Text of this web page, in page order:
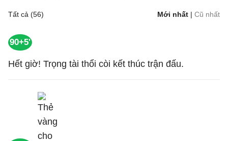
Tất cả (56) Mới nhất | Cũ nhất
90+5'
Hết giờ! Trọng tài thổi còi kết thúc trận đấu.